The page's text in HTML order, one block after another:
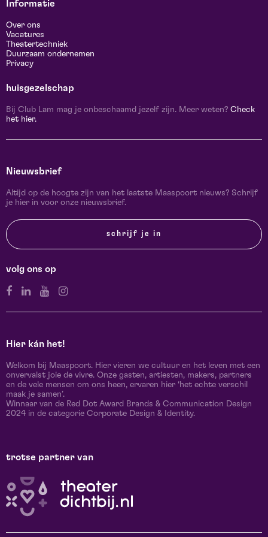
Informatie
Over ons
Vacatures
Theatertechniek
Duurzaam ondernemen
Privacy
huisgezelschap
Bij Club Lam mag je onbeschaamd jezelf zijn. Meer weten? Check
het hier.
Nieuwsbrief
Altijd op de hoogte zijn van het laatste Maaspoort nieuws? Schrijf
je hier in voor onze nieuwsbrief.
schrijf je in
volg ons op
Hier kán het!
Welkom bij Maaspoort. Hier vieren we cultuur en het leven met een
onvervalst joie de vivre. Onze gasten, artiesten, makers, partners
en de vele mensen om ons heen, ervaren hier ‘het echte verschil
maak je samen’.
Winnaar van de Red Dot Award Brands & Communication Design
2024 in de categorie Corporate Design & Identity.
trotse partner van